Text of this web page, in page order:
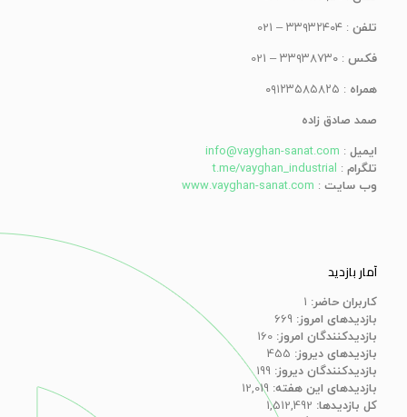
تلفن : ۳۳۹۳۲۴۰۴ – 021
فکس : ۳۳۹۳۸۷۳۰ – 021
همراه : ۰۹۱۲۳۵۸۵۸۲۵
صمد صادق زاده
ایمیل :
info@vayghan-sanat.com
تلگرام :
t.me/vayghan_industrial
وب سایت :
www.vayghan-sanat.com
آمار بازدید
کاربران حاضر: 1
بازدیدهای امروز: 669
بازدیدکنندگان امروز: 160
بازدیدهای دیروز: 455
بازدیدکنندگان دیروز: 199
بازدیدهای این هفته: 12,019
کل بازدیدها: 1,512,492